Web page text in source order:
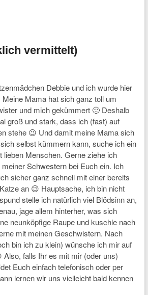
vermittelt)
Debbie und ich wurde hier
Mama hat sich ganz toll um
und mich gekümmert 🙂 Deshalb
groß und stark, dass ich (fast) auf
stehe 😉 Und damit meine Mama sich
selbst kümmern kann, suche ich ein
lieben Menschen. Gerne ziehe ich
Schwestern bei Euch ein. Ich
sicher ganz schnell mit einer bereits
an 😉 Hauptsache, ich bin nicht
stelle ich natürlich viel Blödsinn an,
jage allem hinterher, was sich
neunköpfige Raupe und kuschle nach
mit meinen Geschwistern. Nach
bin ich zu klein) wünsche ich mir auf
Also, falls Ihr es mit mir (oder uns)
Euch einfach telefonisch oder per
lernen wir uns vielleicht bald kennen